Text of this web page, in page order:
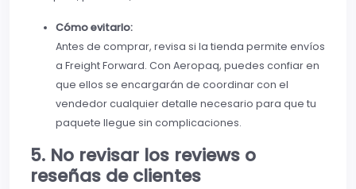
Cómo evitarlo:
Antes de comprar, revisa si la tienda permite envíos
a Freight Forward. Con Aeropaq, puedes confiar en
que ellos se encargarán de coordinar con el
vendedor cualquier detalle necesario para que tu
paquete llegue sin complicaciones.
5. No revisar los reviews o
reseñas de clientes